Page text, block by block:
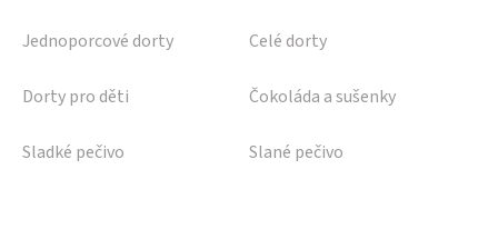
Jednoporcové dorty Celé dorty
Dorty pro děti Čokoláda a sušenky
Sladké pečivo Slané pečivo